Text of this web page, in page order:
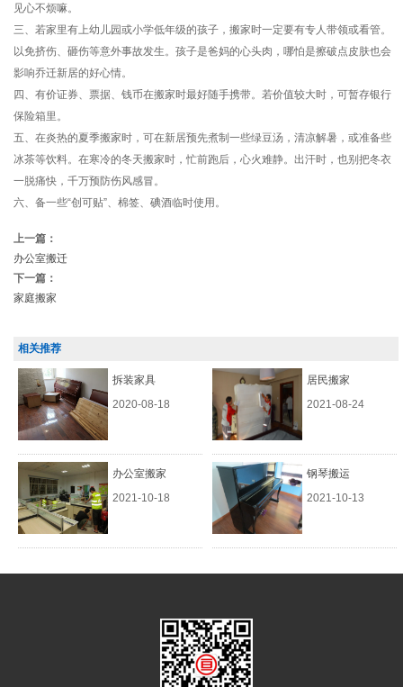
见心不烦嘛。
三、若家里有上幼儿园或小学低年级的孩子，搬家时一定要有专人带领或看管。
以免挤伤、砸伤等意外事故发生。孩子是爸妈的心头肉，哪怕是擦破点皮肤也会
影响乔迁新居的好心情。
四、有价证券、票据、钱币在搬家时最好随手携带。若价值较大时，可暂存银行
保险箱里。
五、在炎热的夏季搬家时，可在新居预先煮制一些绿豆汤，清凉解暑，或准备些
冰茶等饮料。在寒冷的冬天搬家时，忙前跑后，心火难静。出汗时，也别把冬衣
一脱痛快，千万预防伤风感冒。
六、备一些“创可贴”、棉签、碘酒临时使用。
上一篇：
办公室搬迁
下一篇：
家庭搬家
相关推荐
拆装家具
2020-08-18
居民搬家
2021-08-24
办公室搬家
2021-10-18
钢琴搬运
2021-10-13